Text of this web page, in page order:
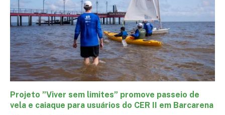
Projeto ”Viver sem limites” promove passeio de
vela e caiaque para usuários do CER II em Barcarena